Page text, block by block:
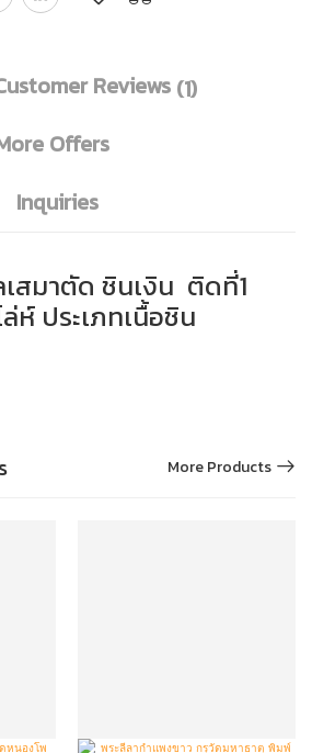
Reviews (1)
Offers
Inquiries
สมาตัด ชินเงิน ติดที่1
ห์ ประเภทเนื้อชิน
More Products